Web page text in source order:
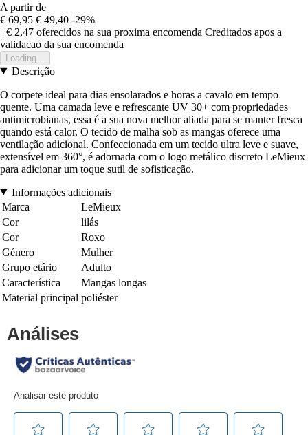
A partir de
€ 69,95 € 49,40 -29%
+€ 2,47 oferecidos na sua proxima encomenda Creditados apos a
validacao da sua encomenda
Loading...
Descrição
O corpete ideal para dias ensolarados e horas a cavalo em tempo
quente. Uma camada leve e refrescante UV 30+ com propriedades
antimicrobianas, essa é a sua nova melhor aliada para se manter fresca
quando está calor. O tecido de malha sob as mangas oferece uma
ventilação adicional. Confeccionada em um tecido ultra leve e suave,
extensível em 360°, é adornada com o logo metálico discreto LeMieux
para adicionar um toque sutil de sofisticação.
Informações adicionais
Marca
LeMieux
Cor
lilás
Cor
Roxo
Género
Mulher
Grupo etário
Adulto
Característica
Mangas longas
Material principal poliéster